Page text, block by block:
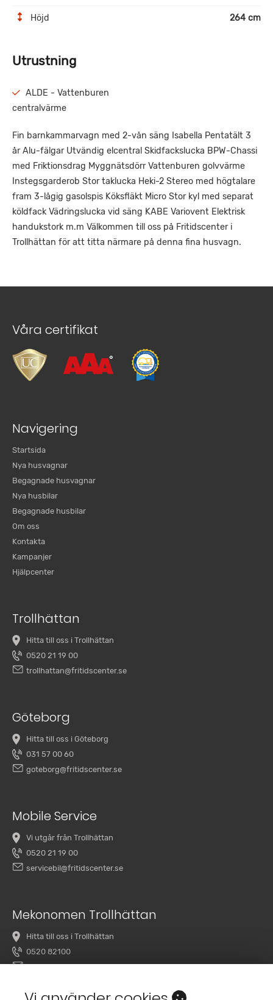
Höjd 264 cm
Utrustning
ALDE - Vattenburen
centralvärme
Fin barnkammarvagn med 2-vån säng Isabella Pentatält 3
år Alu-fälgar Utvändig elcentral Skidfackslucka BPW-Chassi
med Friktionsdrag Myggnätsdörr Vattenburen golvvärme
Instegsgarderob Stor taklucka Heki-2 Stereo med högtalare
fram 3-lågig gasolspis Köksfläkt Micro Stor kyl med separat
köldfack Vädringslucka vid säng KABE Variovent Elektrisk
handukstork m.m Välkommen till oss på Fritidscenter i
Trollhättan för att titta närmare på denna fina husvagn.
Våra certifikat
Navigering
Startsida
Nya husvagnar
Begagnade husvagnar
Nya husbilar
Begagnade husbilar
Om oss
Kontakta
Kampanjer
Hjälpcenter
Trollhättan
Hitta till oss i Trollhättan
0520 21 19 00
trollhattan@fritidscenter.se
Göteborg
Hitta till oss i Göteborg
031 57 00 60
goteborg@fritidscenter.se
Mobile Service
Vi utgår från Trollhättan
0520 21 19 00
servicebil@fritidscenter.se
Mekonomen Trollhättan
Hitta till oss i Trollhättan
0520 82100
overby@mekonomenbilverkstad.se